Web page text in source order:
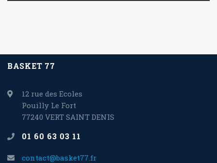
BASKET 77
12 rue des Ecoles
Pouilly Le Fort
77240 VERT SAINT DENIS
01 60 63 03 11
contact@basket77.fr